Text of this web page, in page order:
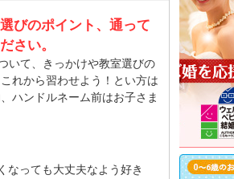
びのポイント、通って
さい。
いて、きっかけや教室選びの
れから習わせよう！とい方は
ハンドルネーム前はお子さま
なっても大丈夫なよう好き